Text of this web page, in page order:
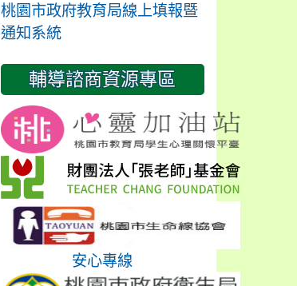
桃園市政府教育局線上填報暨
通知系統
輔導諮商資源專區
安心專線